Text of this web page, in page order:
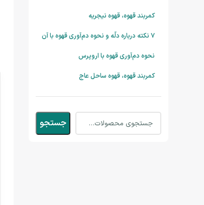
کمربند قهوه، قهوه نیجریه
۷ نکته درباره دلّه و نحوه دم‌آوری قهوه با آن
نحوه دم‌آوری قهوه با اروپرس
کمربند قهوه، قهوه ساحل عاج
جستجو